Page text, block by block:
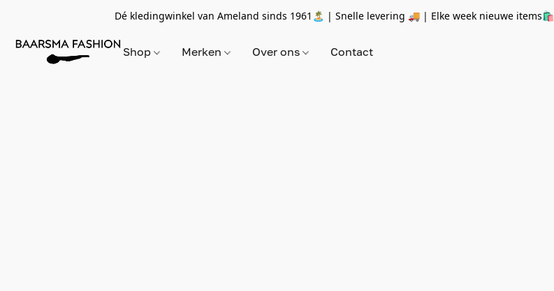
Dé kledingwinkel van Ameland sinds 1961🏝 | Snelle levering 🚚 | Elke week nieuwe items🛍
Shop Merken Over ons Contact